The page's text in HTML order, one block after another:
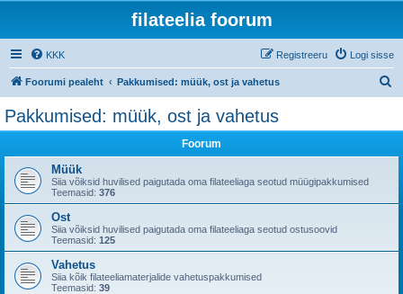
filateelia foorum
KKK Logi sisse
Registreeru
Foorumi pealeht Pakkumised: müük, ost ja vahetus
Pakkumised: müük, ost ja vahetus
Foorum
Müük
Siia võiksid huvilised paigutada oma filateeliaga seotud müügipakkumised
Teemasid: 376
Ost
Siia võiksid huvilised paigutada oma filateeliaga seotud ostusoovid
Teemasid: 125
Vahetus
Siia kõik filateeliamaterjalide vahetuspakkumised
Teemasid: 39